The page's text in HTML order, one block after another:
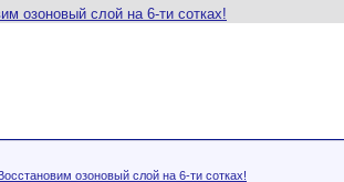
озоновый слой на 6-ти сотках!